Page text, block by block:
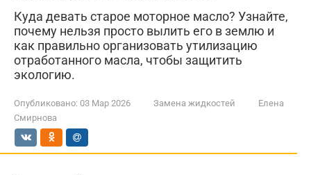
Куда девать старое моторное масло? Узнайте,
почему нельзя просто вылить его в землю и
как правильно организовать утилизацию
отработанного масла, чтобы защитить
экологию.
Опубликовано: 03 Мар 2026 Замена жидкостей
Елена
Смирнова